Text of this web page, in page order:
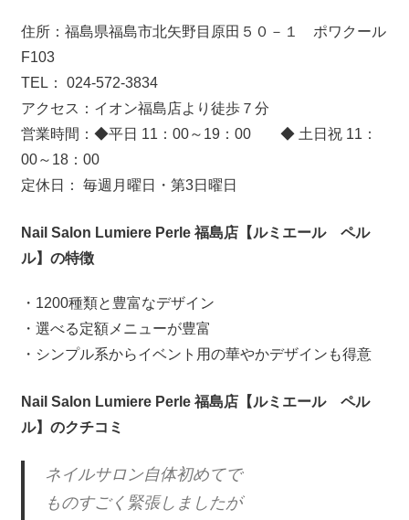
住所：福島県福島市北矢野目原田５０－１ ポワクール
F103
TEL： 024-572-3834
アクセス：イオン福島店より徒歩７分
営業時間：◆平日 11：00～19：00 ◆ 土日祝 11：
00～18：00
定休日： 毎週月曜日・第3日曜日
Nail Salon Lumiere Perle 福島店【ルミエール ペル
ル】の特徴
・1200種類と豊富なデザイン
・選べる定額メニューが豊富
・シンプル系からイベント用の華やかデザインも得意
Nail Salon Lumiere Perle 福島店【ルミエール ペル
ル】のクチコミ
ネイルサロン自体初めてで
ものすごく緊張しましたが